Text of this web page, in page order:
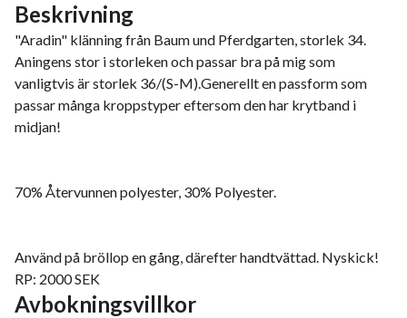
Beskrivning
"Aradin" klänning från Baum und Pferdgarten, storlek 34.
Aningens stor i storleken och passar bra på mig som
vanligtvis är storlek 36/(S-M).Generellt en passform som
passar många kroppstyper eftersom den har krytband i
midjan!
70% Återvunnen polyester, 30% Polyester.
Använd på bröllop en gång, därefter handtvättad. Nyskick!
RP: 2000 SEK
Avbokningsvillkor